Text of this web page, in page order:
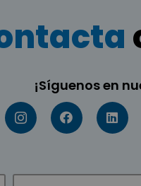
¡Síguenos en